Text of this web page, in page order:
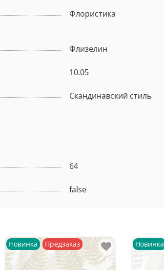
Флористика
Флизелин
10.05
Скандинавский стиль
64
false
Новинка Предзаказ Новинка